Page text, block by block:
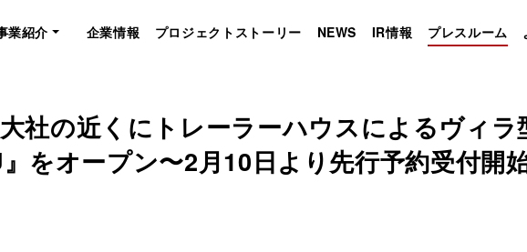
業紹介 企業情報 プロジェクトストーリー NEWS IR情報 プレスルーム
社の近くにトレーラーハウスによるヴィラ
をオープン〜2月10日より先行予約受付開